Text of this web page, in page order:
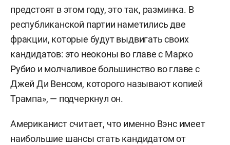
предстоят в этом году, это так, разминка. В
республиканской партии наметились две
фракции, которые будут выдвигать своих
кандидатов: это неоконы во главе с Марко
Рубио и молчаливое большинство во главе с
Джей Ди Венсом, которого называют копией
Трампа», — подчеркнул он.
Американист считает, что именно Вэнс имеет
наибольшие шансы стать кандидатом от